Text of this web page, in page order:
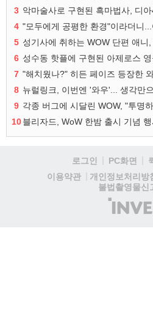
3 악마술사로 구현된 흑마법사, 디
4 "모두에게 공평한 환경"이라더니
5 성기사에 취하는 WOW 단편 애니
6
7
8 뉴럴링크, 이번엔 '와우'... 생각만
9 각종 버그에 시달린 WOW, "투명
10블리자드, WoW 한밤 출시 기념
로그인 PC화면
이용약관
개인정보처리방
불법촬영물신
(주)
인